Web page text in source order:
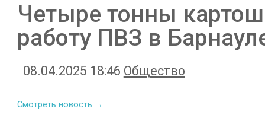
Четыре тонны
работу ПВЗ в
08.04.2025 18:46 Общество
Смотреть новость →